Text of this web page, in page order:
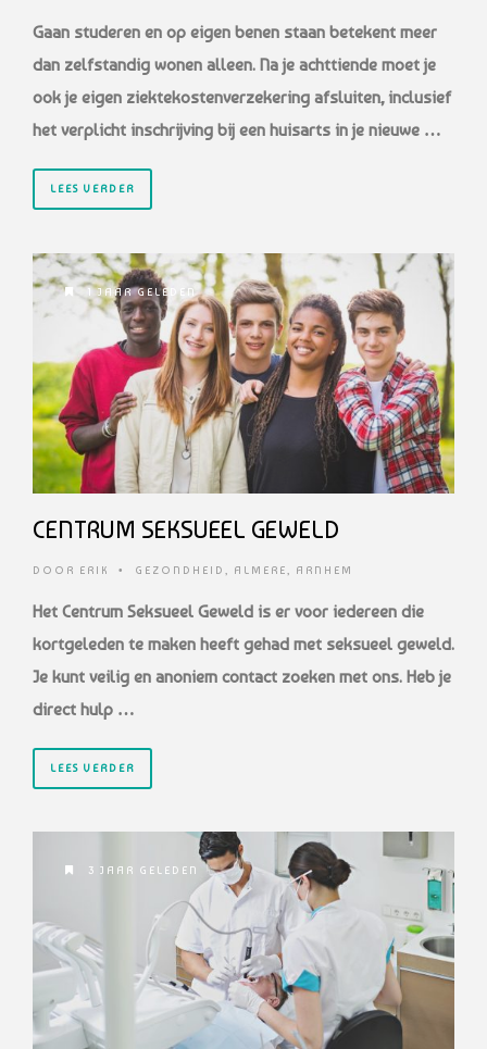
Gaan studeren en op eigen benen staan betekent meer
dan zelfstandig wonen alleen. Na je achttiende moet je
ook je eigen ziektekostenverzekering afsluiten, inclusief
het verplicht inschrijving bij een huisarts in je nieuwe …
LEES VERDER
1 JAAR GELEDEN
CENTRUM SEKSUEEL GEWELD
DOOR ERIK • GEZONDHEID , ALMERE, ARNHEM
Het Centrum Seksueel Geweld is er voor iedereen die
kortgeleden te maken heeft gehad met seksueel geweld.
Je kunt veilig en anoniem contact zoeken met ons. Heb je
direct hulp …
LEES VERDER
3 JAAR GELEDEN